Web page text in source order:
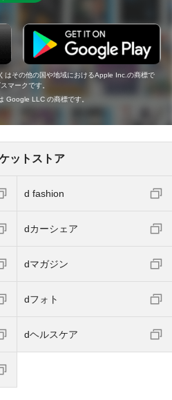
はその他の国や地域におけるApple Inc.の商標で
マークです。
Google LLC の商標です。
ットストア
d fashion
dカーシェア
dマガジン
dフォト
dヘルスケア